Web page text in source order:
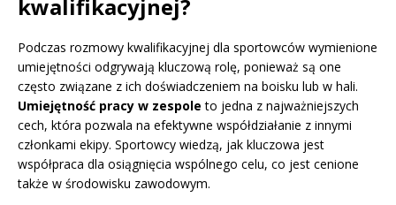
kwalifikacyjnej?
Podczas rozmowy kwalifikacyjnej dla sportowców wymienione
umiejętności odgrywają kluczową rolę, ponieważ są one
często związane z ich doświadczeniem na boisku lub w hali.
Umiejętność pracy w zespole to jedna z najważniejszych
cech, która pozwala na efektywne współdziałanie z innymi
członkami ekipy. Sportowcy wiedzą, jak kluczowa jest
współpraca dla osiągnięcia wspólnego celu, co jest cenione
także w środowisku zawodowym.